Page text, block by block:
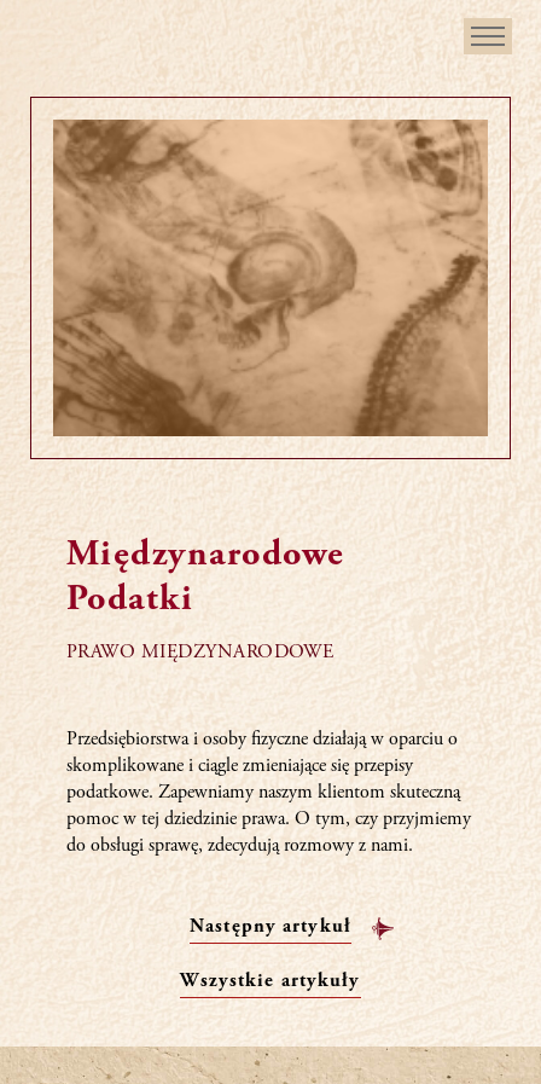
Międzynarodowe
Podatki
PRAWO MIĘDZYNARODOWE
Przedsiębiorstwa i osoby fizyczne działają w oparciu o
skomplikowane i ciągle zmieniające się przepisy
podatkowe. Zapewniamy naszym klientom skuteczną
pomoc w tej dziedzinie prawa. O tym, czy przyjmiemy
do obsługi sprawę, zdecydują rozmowy z nami.
Wszystkie artykuły
Następny artykuł